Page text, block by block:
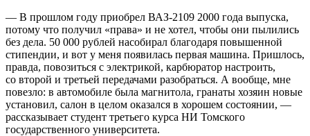
— В прошлом году приобрел ВАЗ-2109 2000 года выпуска,
потому что получил «права» и не хотел, чтобы они пылились
без дела. 50 000 рублей насобирал благодаря повышенной
стипендии, и вот у меня появилась первая машина. Пришлось,
правда, повозиться с электрикой, карбюратор настроить,
со второй и третьей передачами разобраться. А вообще, мне
повезло: в автомобиле была магнитола, гранаты хозяин новые
установил, салон в целом оказался в хорошем состоянии, —
рассказывает студент третьего курса НИ Томского
государственного университета.